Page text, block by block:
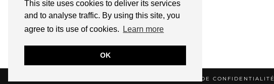
This site uses cookies to deliver its services
and to analyse traffic. By using this site, you
agree to its use of cookies.
Learn more
OK
POLITIQUE DE CONFIDENTIALITÉ